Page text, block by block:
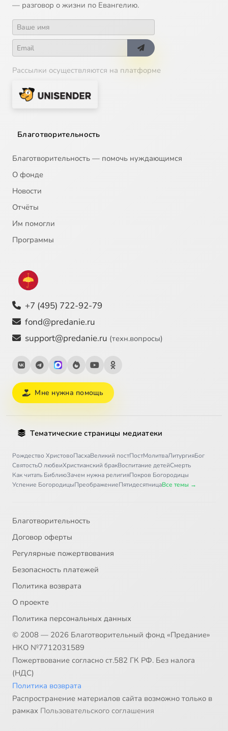
— разговор о жизни по Евангелию.
Рассылки осуществляются на платформе
Благотворительность
Благотворительность — помочь нуждающимся
О фонде
Новости
Отчёты
Им помогли
Программы
+7 (495) 722-92-79
fond@predanie.ru
support@predanie.ru (техн.вопросы)
Мне нужна помощь
Тематические страницы медиатеки
Рождество ХристовоПасхаВеликий постПостМолитваЛитургияБог
СвятостьО любвиХристианский бракВоспитание детейСмерть
Как читать БиблиюЗачем нужна религияПокров Богородицы
Успение БогородицыПреображениеПятидесятницаВсе темы →
Благотворительность
Договор оферты
Регулярные пожертвования
Безопасность платежей
Политика возврата
О проекте
Политика персональных данных
© 2008 — 2026 Благотворительный фонд «Предание»
НКО №7712031589
Пожертвование согласно ст.582 ГК РФ. Без налога
(НДС)
Политика возврата
Распространение материалов сайта возможно только в
рамках Пользовательского соглашения